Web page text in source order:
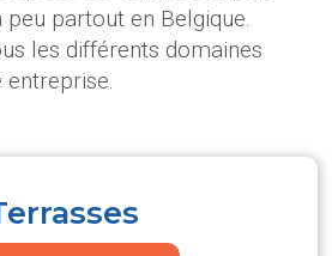
partout en Belgique.
les différents domaines
entreprise.